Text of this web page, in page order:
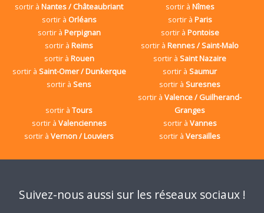
sortir àNantes / Châteaubriant sortir à Nîmes
sortir à Orléans sortir à Paris
sortir à Perpignan sortir à Pontoise
sortir àReims sortir àRennes / Saint-Malo
sortir à Rouen sortir àSaint Nazaire
sortir à Saint-Omer / Dunkerque sortir àSaumur
sortir àSens sortir àSuresnes
sortir àTours
sortir àValence / Guilherand-
Granges
sortir à Valenciennes sortir à Vannes
sortir àVernon / Louviers sortir àVersailles
Suivez-nous aussi sur les réseaux sociaux !